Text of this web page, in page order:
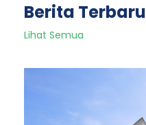
Berita Terbaru
Lihat Semua